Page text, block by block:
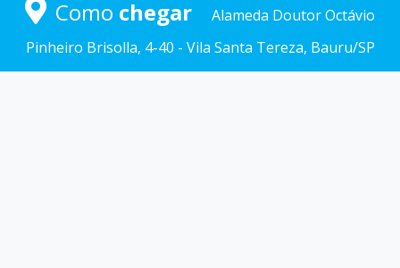
Como chegar
Alameda Doutor Octávio
Pinheiro Brisolla, 4-40 - Vila Santa Tereza, Bauru/SP